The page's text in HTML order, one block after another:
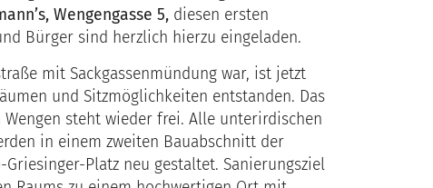
Wengengasse 5, diesen ersten
Bürger sind herzlich hierzu eingeladen.
mit Sackgassenmündung war, ist jetzt
und Sitzmöglichkeiten entstanden. Das
steht wieder frei. Alle unterirdischen
in einem zweiten Bauabschnitt der
Platz neu gestaltet. Sanierungsziel